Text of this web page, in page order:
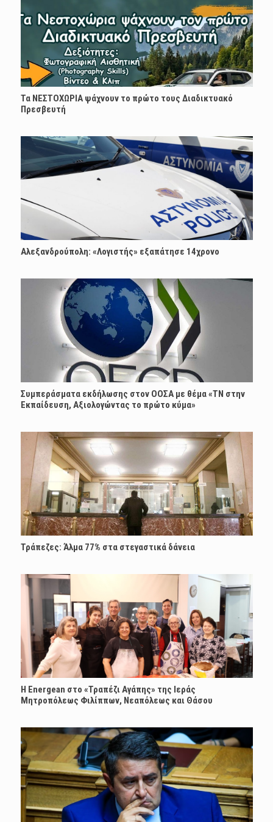
Τα ΝΕΣΤΟΧΩΡΙΑ ψάχνουν το πρώτο τους Διαδικτυακό
Πρεσβευτή
Αλεξανδρούπολη: «Λογιστής» εξαπάτησε 14χρονο
Συμπεράσματα εκδήλωσης στον ΟΟΣΑ με θέμα «ΤΝ στην
Εκπαίδευση, Αξιολογώντας το πρώτο κύμα»
Τράπεζες: Άλμα 77% στα στεγαστικά δάνεια
H Energean στο «Τραπέζι Αγάπης» της Ιεράς
Μητροπόλεως Φιλίππων, Νεαπόλεως και Θάσου